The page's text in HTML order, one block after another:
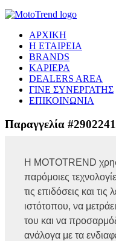
Η MOTOTREND
παρόμοιες
τις επιδόσεις και τις
ιστότοπου, να
του και να
ανάλογα με τα
ΑΡΧΙΚΗ
Η ΕΤΑΙΡΕΙΑ
BRANDS
ΚΑΡΙΕΡΑ
DEALERS AREA
ΓΙΝΕ ΣΥΝΕΡΓΑΤΗΣ
ΕΠΙΚΟΙΝΩΝΙΑ
Παραγγελία
Βρυούλων 56, Ν.
14341, Αθήνα
Αρ. Γ.Ε.ΜΗ 002466101000
Τηλ.:2102585991
Φαξ.:2102585993
Ε-mail:info@mototrend.gr